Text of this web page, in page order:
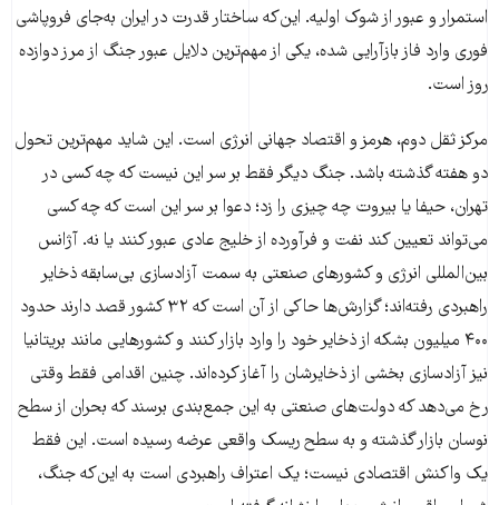
استمرار و عبور از شوک اولیه. این‌که ساختار قدرت در ایران به‌جای فروپاشی
فوری وارد فاز بازآرایی شده، یکی از مهم‌ترین دلایل عبور جنگ از مرز دوازده
روز است.
مرکز ثقل دوم، هرمز و اقتصاد جهانی انرژی است. این شاید مهم‌ترین تحول
دو هفته گذشته باشد. جنگ دیگر فقط بر سر این نیست که چه کسی در
تهران، حیفا یا بیروت چه چیزی را زد؛ دعوا بر سر این است که چه کسی
می‌تواند تعیین کند نفت و فرآورده از خلیج عادی عبور کنند یا نه. آژانس
بین‌المللی انرژی و کشورهای صنعتی به سمت آزادسازی بی‌سابقه ذخایر
راهبردی رفته‌اند؛ گزارش‌ها حاکی از آن است که ۳۲ کشور قصد دارند حدود
۴۰۰ میلیون بشکه از ذخایر خود را وارد بازار کنند و کشورهایی مانند بریتانیا
نیز آزادسازی بخشی از ذخایرشان را آغاز کرده‌اند. چنین اقدامی فقط وقتی
رخ می‌دهد که دولت‌های صنعتی به این جمع‌بندی برسند که بحران از سطح
نوسان بازار گذشته و به سطح ریسک واقعی عرضه رسیده است. این فقط
یک واکنش اقتصادی نیست؛ یک اعتراف راهبردی است به این‌که جنگ،